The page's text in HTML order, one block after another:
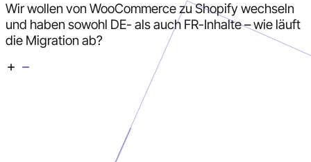
Wir wollen von WooCommerce zu Shopify wechseln
und haben sowohl DE- als auch FR-Inhalte – wie läuft
die Migration ab?